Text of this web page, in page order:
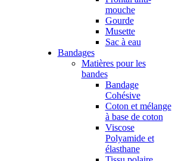
mouche
Gourde
Musette
Sac à eau
Bandages
Matières pour les
bandes
Bandage
Cohésive
Coton et mélange
à base de coton
Viscose
Polyamide et
élasthane